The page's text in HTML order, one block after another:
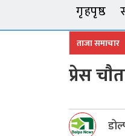
गृहपृष्ठ
ताजा समाचार
प्रेस